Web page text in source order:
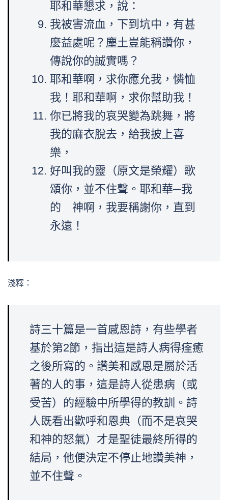
耶和華懇求，說：
我被害流血，下到坑中，有甚
麼益處呢？塵土豈能稱讚你，
傳說你的誠實嗎？
耶和華啊，求你應允我，憐恤
我！耶和華啊，求你幫助我！
你已將我的哀哭變為跳舞，將
我的麻衣脫去，給我披上喜
樂，
好叫我的靈（原文是榮耀）歌
頌你，並不住聲。耶和華─我
的 神啊，我要稱謝你，直到
永遠！
淺釋：
詩三十篇是一首感恩詩，有些學者
基於第2節，指出這是詩人病得痊癒
之後所寫的。讚美和感恩是屬於活
著的人的事，這是詩人從患病（或
受苦）的經驗中所學得的教訓。詩
人既看出歡呼和恩典（而不是哀哭
和神的怒氣）才是聖徒最終所得的
結局，他便決定不停止地讚美神，
並不住聲。